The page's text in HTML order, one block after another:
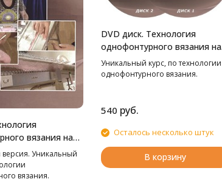
вязания на
LK-150.
Уникальный
вязания.
DVD диск. Технология
однофонтурного вязания на
вязальной машине LK-150.
Уроки мастерства.
Уникальный курс, по технологии
однофонтурного вязания.
540 руб.
Осталось несколько штук
В корзину